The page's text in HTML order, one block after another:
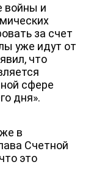
войны и
за счет
уже идут от
что
сфере
дня».
в
Счетной
это